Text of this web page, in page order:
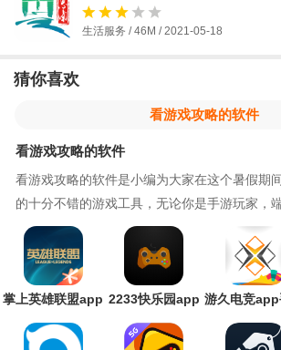
生活服务 / 46M / 2021-05-18
猜你喜欢
看游戏攻略的软件
看游戏攻略的软件
看游戏攻略的软件是小编为大家在这个暑假期
的十分不错的游戏工具，无论你是手游玩家，
游戏玩家，在经历了漫长的学习期，到了这个
有一款良好的游戏攻略软件，你怎么可能真正
呢，下面小编就为大家带来几款十分不错的游
来下载试试吧。
掌上英雄联盟app 2233快乐园app 游久电竞